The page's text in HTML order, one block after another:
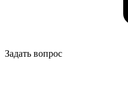
Задать вопрос